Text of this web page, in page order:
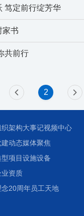
笃定前行绽芳华
家书
共前行
2
织架构大事记视频中心
建动态媒体聚焦
项目设施设备
业资质
20周年员工天地